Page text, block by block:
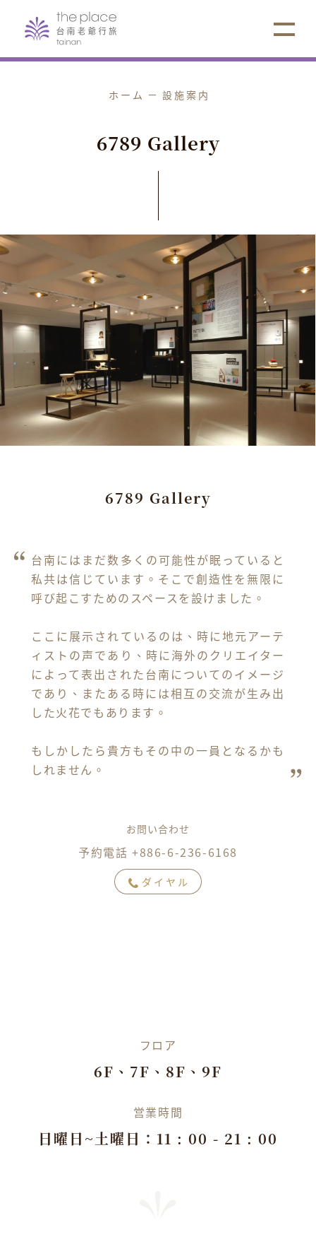
ホーム 設施案内
6789 Gallery
6789 Gallery
台南にはまだ数多くの可能性が眠っていると
私共は信じています。そこで創造性を無限に
呼び起こすためのスペースを設けました。
ここに展示されているのは、時に地元アーテ
ィストの声であり、時に海外のクリエイター
によって表出された台南についてのイメージ
であり、またある時には相互の交流が生み出
した火花でもあります。
もしかしたら貴方もその中の一員となるかも
しれません。
お問い合わせ
予約電話 +886-6-236-6168
ダイヤル
フロア
6F、7F、8F、9F
営業時間
日曜日~土曜日：11 : 00 - 21 : 00